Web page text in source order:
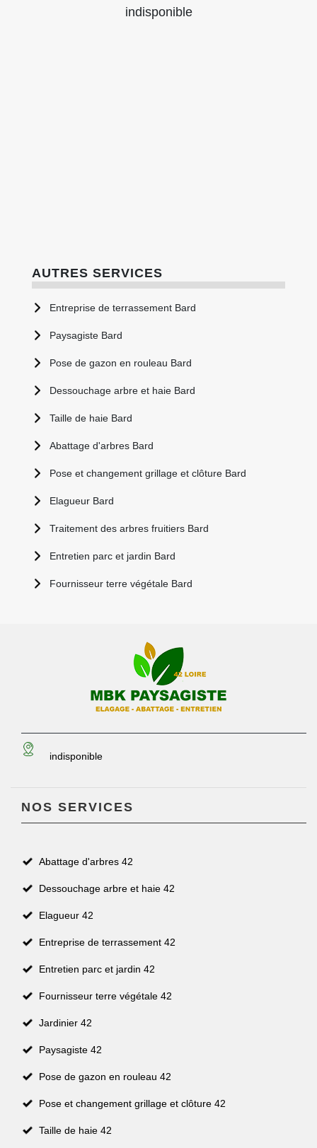
indisponible
AUTRES SERVICES
Entreprise de terrassement Bard
Paysagiste Bard
Pose de gazon en rouleau Bard
Dessouchage arbre et haie Bard
Taille de haie Bard
Abattage d'arbres Bard
Pose et changement grillage et clôture Bard
Elagueur Bard
Traitement des arbres fruitiers Bard
Entretien parc et jardin Bard
Fournisseur terre végétale Bard
indisponible
NOS SERVICES
Abattage d'arbres 42
Dessouchage arbre et haie 42
Elagueur 42
Entreprise de terrassement 42
Entretien parc et jardin 42
Fournisseur terre végétale 42
Jardinier 42
Paysagiste 42
Pose de gazon en rouleau 42
Pose et changement grillage et clôture 42
Taille de haie 42